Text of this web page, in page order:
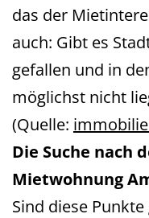
das der
auch: Gibt es
gefallen und in
möglichst nicht
(Quelle:
Die Suche nach
Mietwohnung
Sind diese